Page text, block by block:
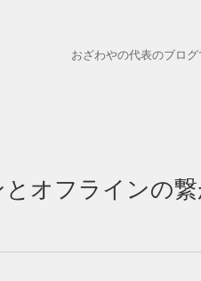
おざわやの代表のブログ
とオフラインの